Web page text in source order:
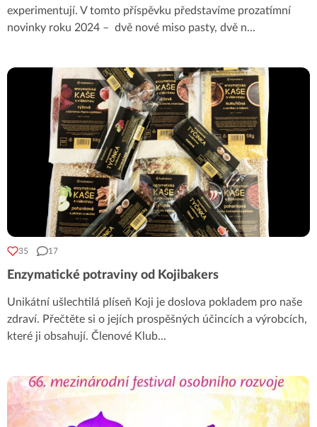
experimentují. V tomto příspěvku představíme prozatímní
novinky roku 2024 – dvě nové miso pasty, dvě n...
35 17
Enzymatické potraviny od Kojibakers
Unikátní ušlechtilá plíseň Koji je doslova pokladem pro naše
zdraví. Přečtěte si o jejích prospěšných účincích a výrobcích,
které ji obsahují. Členové Klub...